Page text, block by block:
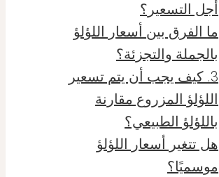
أجل التسعير؟
ما الفرق بين أسعار اللؤلؤ
بالجملة والتجزئة؟
3. كيف يجب أن يتم تسعير
اللؤلؤ المزروع مقارنة
باللؤلؤ الطبيعي؟
هل تتغير أسعار اللؤلؤ
موسميًا؟